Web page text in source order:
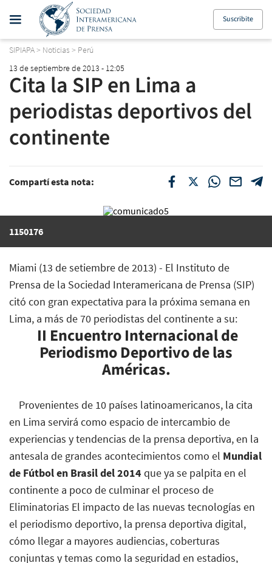
Suscribite
SIPIAPA> Noticias > Perú
13 de septiembre de 2013 - 12:05
Cita la SIP en Lima a
periodistas deportivos del
continente
Compartí esta nota:
1150176
Miami (13 de setiembre de 2013) - El Instituto de
Prensa de la Sociedad Interamericana de Prensa (SIP)
citó con gran expectativa para la próxima semana en
Lima, a más de 70 periodistas del continente a su:
II Encuentro Internacional de
Periodismo Deportivo de las
Américas.
Provenientes de 10 países latinoamericanos, la cita
en Lima servirá como espacio de intercambio de
experiencias y tendencias de la prensa deportiva, en la
antesala de grandes acontecimientos como el Mundial
de Fútbol en Brasil del 2014 que ya se palpita en el
continente a poco de culminar el proceso de
Eliminatorias El impacto de las nuevas tecnologías en
el periodismo deportivo, la prensa deportiva digital,
cómo llegar a mayores audiencias, coberturas
conjuntas y temas como la seguridad en estadios,